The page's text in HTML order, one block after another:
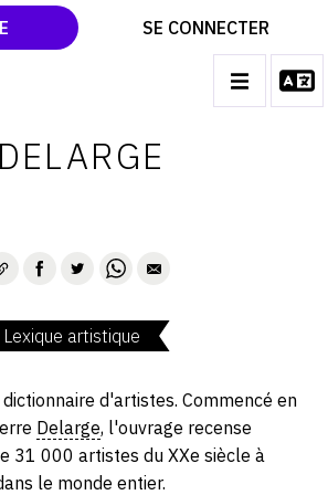
SE CONNECTER
RAISONNÉS
LES VERNISSAGES
DU MONDE DE L'ART
ARTISTIQUE
DELARGE
Lexique artistique
d'artistes. Commencé en
Delarge, l'ouvrage recense
31 000 artistes du XXe siècle à
le monde entier.